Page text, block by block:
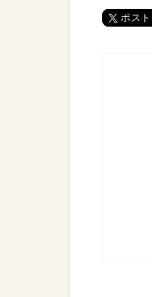
ポスト